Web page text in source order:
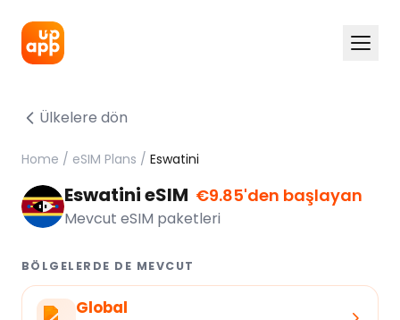
Ülkelere dön
Home / eSIM Plans / Eswatini
Eswatini eSIM €9.85'den başlayan
Mevcut eSIM paketleri
BÖLGELERDE DE MEVCUT
Global